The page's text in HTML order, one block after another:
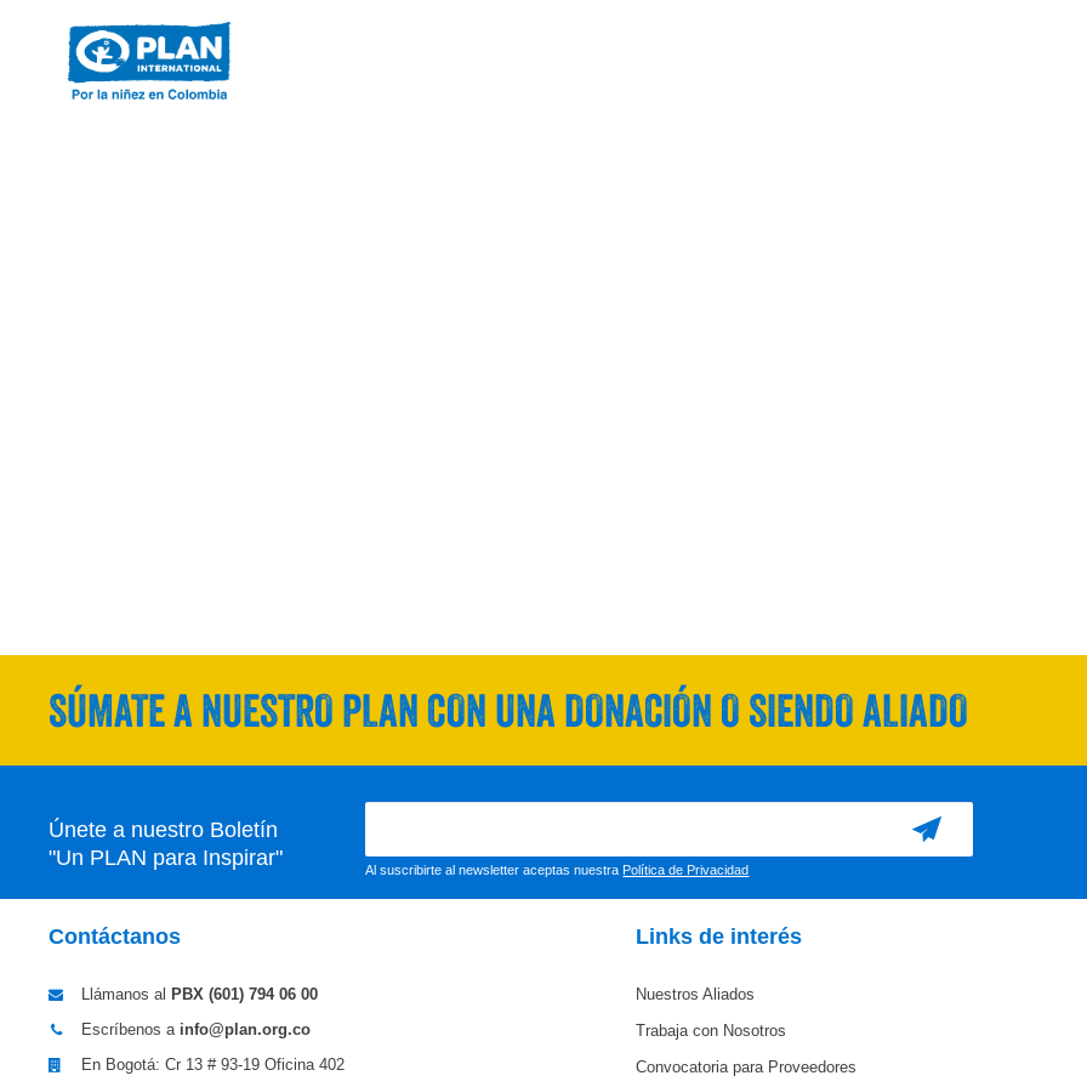
SÚMATE A NUESTRO PLAN CON UNA DONACIÓN O SIENDO ALIADO
Únete a nuestro Boletín
"Un PLAN para Inspirar"
Al suscribirte al newsletter aceptas nuestra Política de Privacidad
Contáctanos
Llámanos al PBX (601) 794 06 00
Escríbenos a info@plan.org.co
En Bogotá: Cr 13 # 93-19 Oficina 402
Links de interés
Nuestros Aliados
Trabaja con Nosotros
Convocatoria para Proveedores